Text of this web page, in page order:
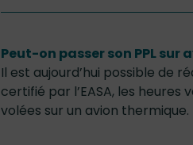
Peut-on passer son PPL sur
Il est aujourd’hui possible de
certifié par l’EASA, les
volées sur un avion thermique.